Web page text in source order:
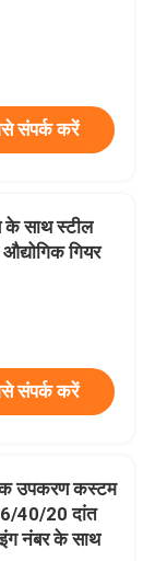
संपर्क करें
के साथ स्टील
गियर
संपर्क करें
उपकरण कस्टम
40/20 दांत
नंबर के साथ